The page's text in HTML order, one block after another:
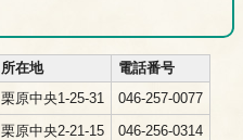
所在地
電話番号
栗原中央1-25-31
046-257-0077
栗原中央2-21-15
046-256-0314